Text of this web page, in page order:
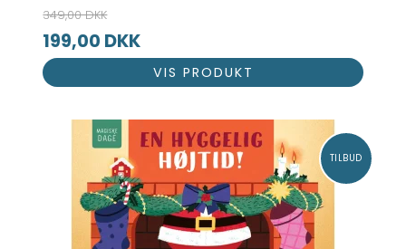
349,00 DKK
199,00 DKK
VIS PRODUKT
TILBUD